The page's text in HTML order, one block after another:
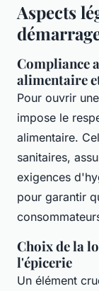
Aspects
Compliance
alimentaire
Pour ouvrir
impose le
alimentaire.
sanitaires,
exigences
pour garantir
Choix de la
l'épicerie
Un élément